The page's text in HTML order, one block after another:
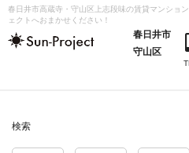
コ春日井市高蔵寺・守山区上志段味の賃貸マンショ
ェクトへおまかせください！
春日井市
守山区
検索